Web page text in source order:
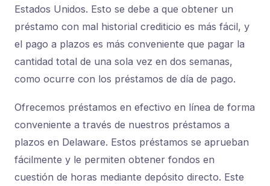
Estados Unidos. Esto se debe a que obtener un
préstamo con mal historial crediticio es más fácil, y
el pago a plazos es más conveniente que pagar la
cantidad total de una sola vez en dos semanas,
como ocurre con los préstamos de día de pago.
Ofrecemos préstamos en efectivo en línea de forma
conveniente a través de nuestros préstamos a
plazos en Delaware. Estos préstamos se aprueban
fácilmente y le permiten obtener fondos en
cuestión de horas mediante depósito directo. Este